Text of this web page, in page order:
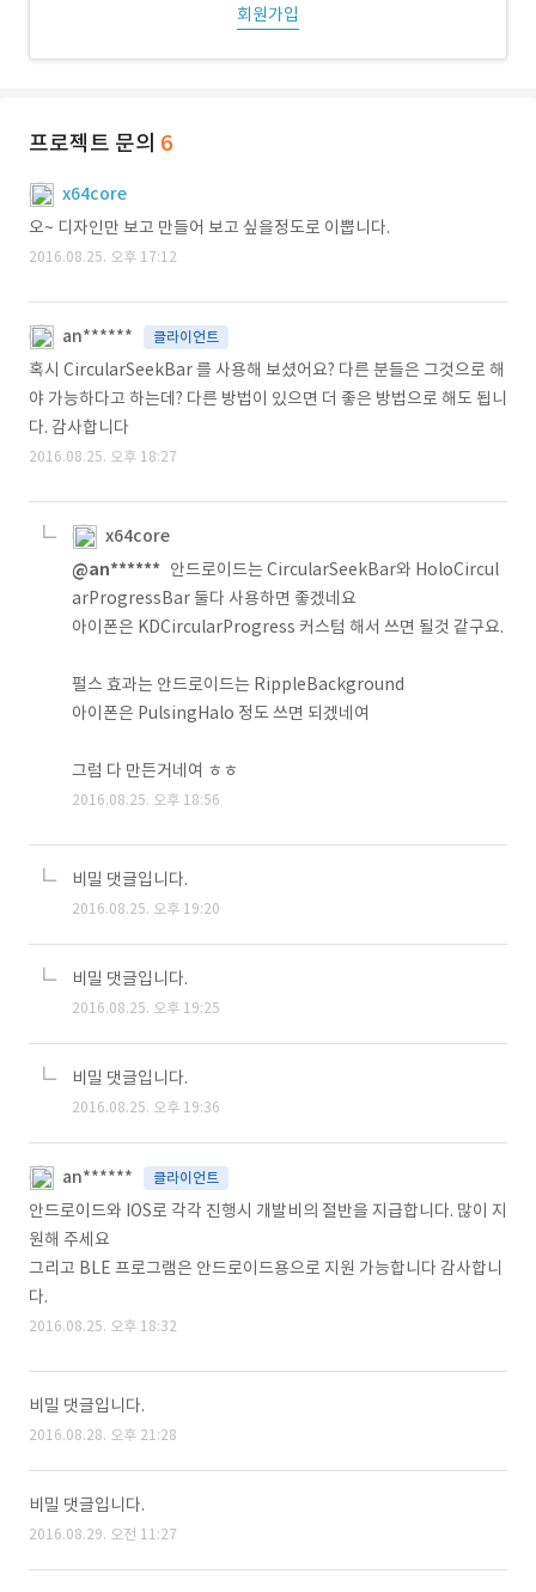
회원가입
프로젝트 문의 6
x64core
오~ 디자인만 보고 만들어 보고 싶을정도로 이뿝니다.
2016.08.25. 오후 17:12
an****** 클라이언트
혹시 CircularSeekBar 를 사용해 보셨어요? 다른 분들은 그것으로 해
야 가능하다고 하는데? 다른 방법이 있으면 더 좋은 방법으로 해도 됩니
다. 감사합니다
2016.08.25. 오후 18:27
x64core
@an****** 안드로이드는 CircularSeekBar와 HoloCircul
arProgressBar 둘다 사용하면 좋겠네요
아이폰은 KDCircularProgress 커스텀 해서 쓰면 될것 같구요.
펄스 효과는 안드로이드는 RippleBackground
아이폰은 PulsingHalo 정도 쓰면 되겠네여
그럼 다 만든거네여 ㅎㅎ
2016.08.25. 오후 18:56
비밀 댓글입니다.
2016.08.25. 오후 19:20
비밀 댓글입니다.
2016.08.25. 오후 19:25
비밀 댓글입니다.
2016.08.25. 오후 19:36
an****** 클라이언트
안드로이드와 IOS로 각각 진행시 개발비의 절반을 지급합니다. 많이 지
원해 주세요
그리고 BLE 프로그램은 안드로이드용으로 지원 가능합니다 감사합니
다.
2016.08.25. 오후 18:32
비밀 댓글입니다.
2016.08.28. 오후 21:28
비밀 댓글입니다.
2016.08.29. 오전 11:27